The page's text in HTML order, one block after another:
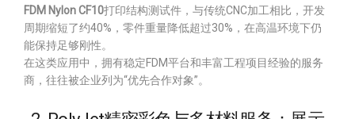
FDM Nylon CF10打印结构测试件，与传统CNC加工相比，开发
周期缩短了约40%，零件重量降低超过30%，在高温环境下仍
能保持足够刚性。
在这类应用中，拥有稳定FDM平台和丰富工程项目经验的服务
商，往往被企业列为“优先合作对象”。